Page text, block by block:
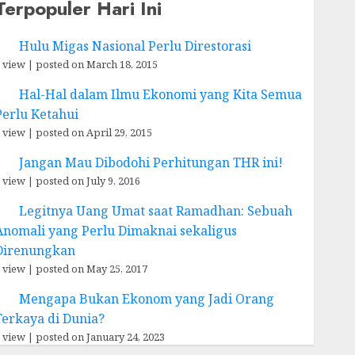
Hari Ini
Hulu Migas Nasional Perlu Direstorasi
view| posted on March 18, 2015
Hal-Hal dalam Ilmu Ekonomi yang Kita Semua
Ketahui
view| posted on April 29, 2015
Jangan Mau Dibodohi Perhitungan THR ini!
view| posted on July 9, 2016
Legitnya Uang Umat saat Ramadhan: Sebuah
yang Perlu Dimaknai sekaligus
view| posted on May 25, 2017
Mengapa Bukan Ekonom yang Jadi Orang
di Dunia?
view| posted on January 24, 2023